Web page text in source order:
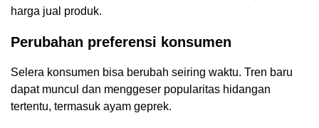
harga jual produk.
Perubahan preferensi konsumen
Selera konsumen bisa berubah seiring waktu. Tren baru
dapat muncul dan menggeser popularitas hidangan
tertentu, termasuk ayam geprek.